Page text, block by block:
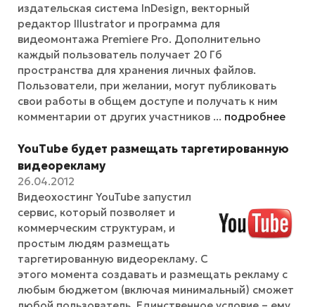
издательская система InDesign, векторный
редактор Illustrator и программа для
видеомонтажа Premiere Pro. Дополнительно
каждый пользователь получает 20 Гб
пространства для хранения личных файлов.
Пользователи, при желании, могут публиковать
свои работы в общем доступе и получать к ним
комментарии от других участников ... подробнее
YouTube будет размещать таргетированную
видеорекламу
26.04.2012
Видеохостинг YouTube запустил
сервис, который позволяет и
коммерческим структурам, и
простым людям размещать
таргетированную видеорекламу. С
этого момента создавать и размещать рекламу с
любым бюджетом (включая минимальный) сможет